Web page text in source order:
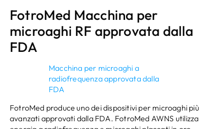
FotroMed Macchina per
microaghi RF approvata dalla
FDA
Macchina per microaghi a
radiofrequenza approvata dalla
FDA
FotroMed produce uno dei dispositivi per microaghi più
avanzati approvati dalla FDA. FotroMed AWNS utilizza